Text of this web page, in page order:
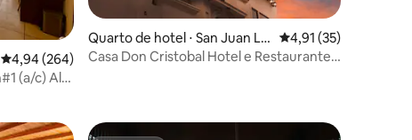
4,94 de uma avaliação média de 5, 264 avaliações
4,94 (264)
(a/c) Alts
Quarto de hotel ⋅ San Juan La
Laguna
4,91 de uma
4,91 (35)
Casa Don Cristobal Hotel e Restaurante